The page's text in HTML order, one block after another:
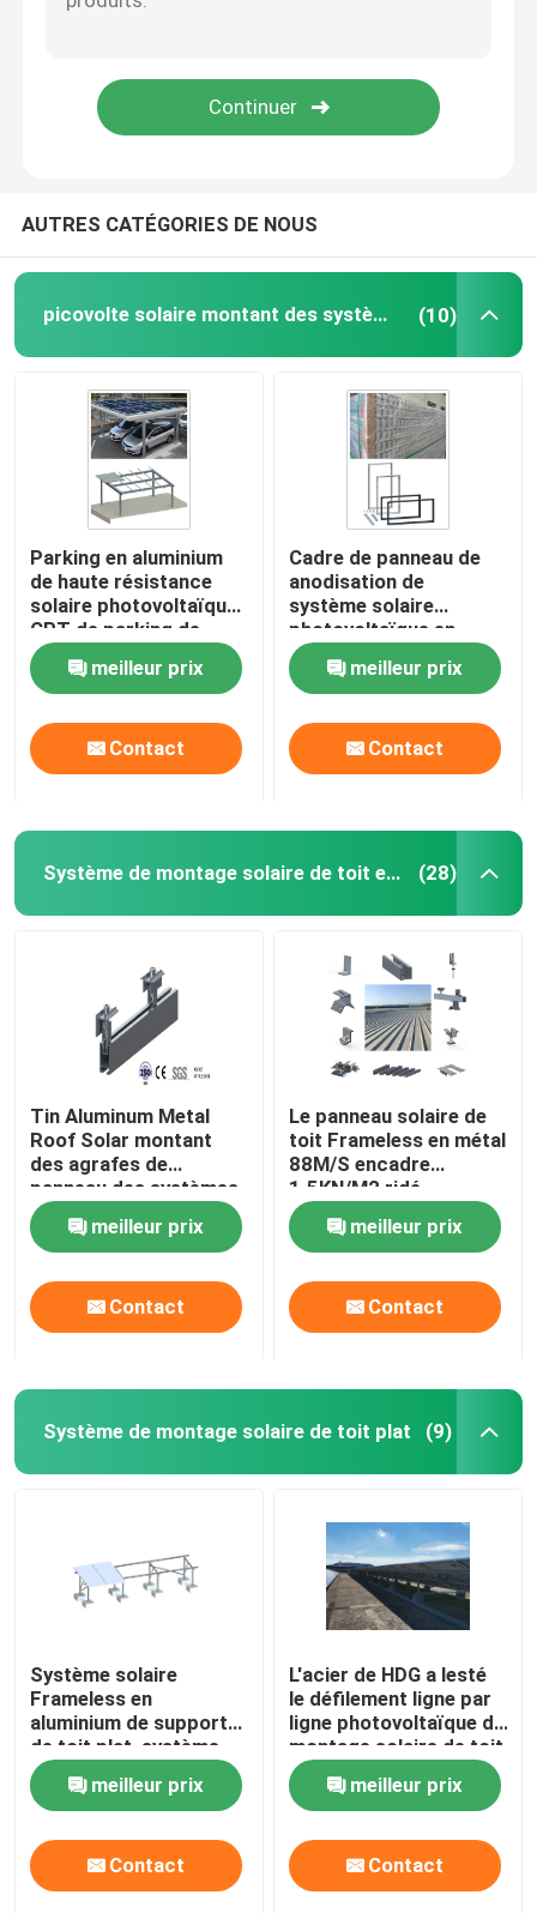
Systèmes d'alimentation solaire de télécom
module solaire monocristallin
AUTRES CATÉGORIES DE NOUS
picovolte solaire montant des systèmes (10)
Parking en aluminium
de haute résistance
solaire photovoltaïque
CPT de parking de
systèmes de support
de picovoltemeilleur prix
Contact
Cadre de panneau de
anodisation de
système solaire
photovoltaïque en
aluminium d'étirage
PFA
meilleur prix
Contact
Système de montage solaire de toit en métal (28)
Tin Aluminum Metal
Roof Solar montant
des agrafes de
panneau des systèmes
88M/S
meilleur prix
Contact
Le panneau solaire de
toit Frameless en métal
88M/S encadre
1.5KN/M2 ridé
meilleur prix
Contact
Système de montage solaire de toit plat (9)
Système solaire
Frameless en
aluminium de support
de toit plat, système
commercial de support
de ballastmeilleur prix
Contact
L'acier de HDG a lesté
le défilement ligne par
ligne photovoltaïque de
montage solaire de toit
plat de systèmes
meilleur prix
Contact